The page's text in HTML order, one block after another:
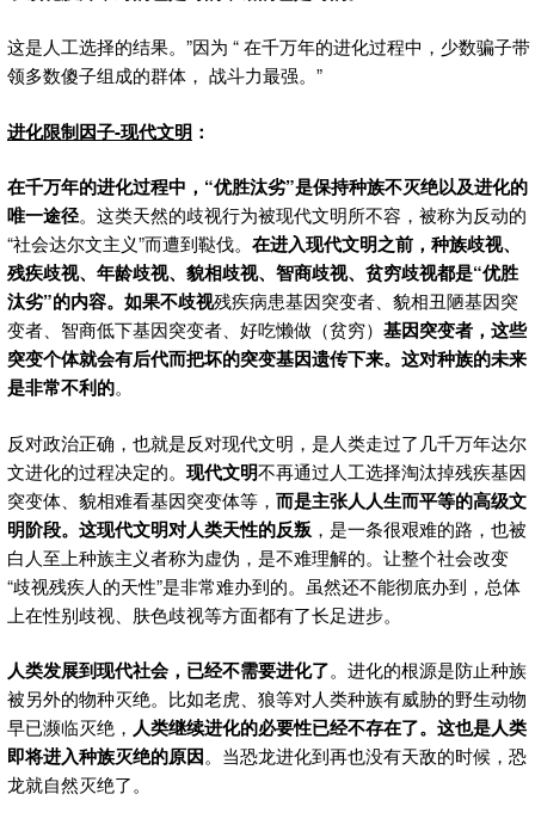
这是人工选择的结果。”因为 “ 在千万年的进化过程中，少数骗子带
领多数傻子组成的群体， 战斗力最强。”
进化限制因子-现代文明 ：
在千万年的进化过程中，“优胜汰劣”是保持种族不灭绝以及进化的
唯一途径。这类天然的歧视行为被现代文明所不容，被称为反动的
“社会达尔文主义”而遭到鞑伐。 在进入现代文明之前，种族歧视、
残疾歧视、年龄歧视、貌相歧视、智商歧视、贫穷歧视都是“优胜
汰劣”的内容。如果不歧视残疾病患基因突变者、貌相丑陋基因突
变者、智商低下基因突变者、好吃懒做（贫穷） 基因突变者，这些
突变个体就会有后代而把坏的突变基因遗传下来。这对种族的未来
是非常不利的。
反对政治正确，也就是反对现代文明，是人类走过了几千万年达尔
文进化的过程决定的。 现代文明不再通过人工选择淘汰掉残疾基因
突变体、貌相难看基因突变体等， 而是主张人人生而平等的高级文
明阶段。这现代文明对人类天性的反叛 ，是一条很艰难的路，也被
白人至上种族主义者称为虚伪，是不难理解的。让整个社会改变
“歧视残疾人的天性”是非常难办到的。虽然还不能彻底办到，总体
上在性别歧视、肤色歧视等方面都有了长足进步。
人类发展到现代社会，已经不需要进化了。进化的根源是防止种族
被另外的物种灭绝。比如老虎、狼等对人类种族有威胁的野生动物
早已濒临灭绝， 人类继续进化的必要性已经不存在了。这也是人类
即将进入种族灭绝的原因。当恐龙进化到再也没有天敌的时候，恐
龙就自然灭绝了。